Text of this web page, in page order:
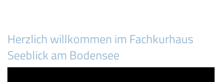
Herzlich willkommen im Fachkurhaus
Seeblick am Bodensee